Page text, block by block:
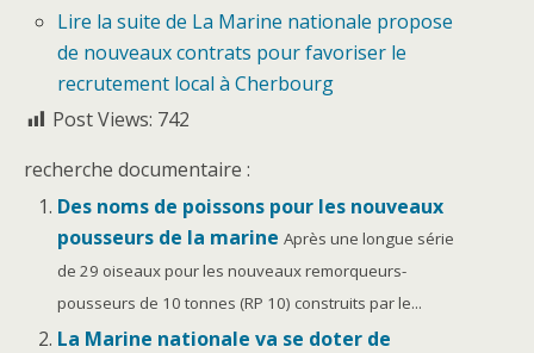
Lire la suite de La Marine nationale propose
de nouveaux contrats pour favoriser le
recrutement local à Cherbourg
Post Views: 742
recherche documentaire :
Des noms de poissons pour les nouveaux
pousseurs de la marine Après une longue série
de 29 oiseaux pour les nouveaux remorqueurs-
pousseurs de 10 tonnes (RP 10) construits par le...
La Marine nationale va se doter de